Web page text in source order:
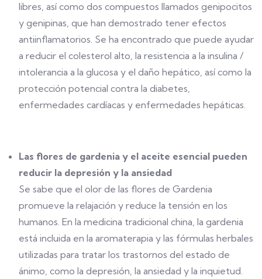
libres, así como dos compuestos llamados genipocitos
y genipinas, que han demostrado tener efectos
antiinflamatorios. Se ha encontrado que puede ayudar
a reducir el colesterol alto, la resistencia a la insulina /
intolerancia a la glucosa y el daño hepático, así como la
protección potencial contra la diabetes,
enfermedades cardíacas y enfermedades hepáticas.
Las flores de gardenia y el aceite esencial pueden
reducir la depresión y la ansiedad
Se sabe que el olor de las flores de Gardenia
promueve la relajación y reduce la tensión en los
humanos. En la medicina tradicional china, la gardenia
está incluida en la aromaterapia y las fórmulas herbales
utilizadas para tratar los trastornos del estado de
ánimo, como la depresión, la ansiedad y la inquietud.